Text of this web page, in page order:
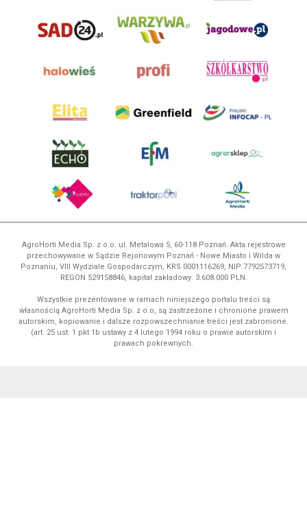
AgroHorti Media Sp. z o.o. ul. Metalowa 5, 60-118 Poznań. Akta rejestrowe
przechowywane w Sądzie Rejonowym Poznań - Nowe Miasto i Wilda w
Poznaniu, VIII Wydziale Gospodarczym, KRS 0001116269, NIP 7792573719,
REGON 529158846, kapitał zakładowy: 3.608.000 PLN.
Wszystkie prezentowane w ramach niniejszego portalu treści są
własnością AgroHorti Media Sp. z o.o, są zastrzeżone i chronione prawem
autorskim, kopiowanie i dalsze rozpowszechnianie treści jest zabronione.
(art. 25 ust. 1 pkt 1b ustawy z 4 lutego 1994 roku o prawie autorskim i
prawach pokrewnych.